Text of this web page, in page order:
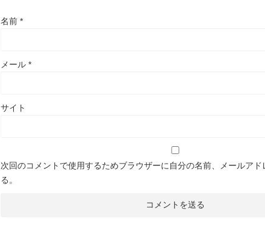
名前 *
メール *
サイト
次回のコメントで使用するためブラウザーに自分の名前、メールア
る。